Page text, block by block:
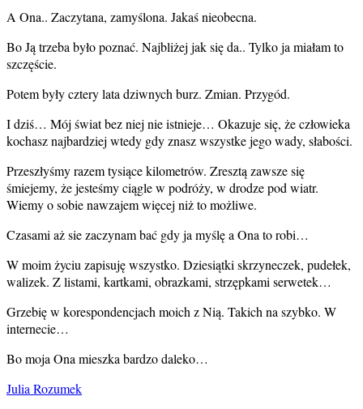
A Ona.. Zaczytana, zamyślona. Jakaś nieobecna.
Bo Ją trzeba było poznać. Najbliżej jak się da.. Tylko ja miałam to
szczęście.
Potem były cztery lata dziwnych burz. Zmian. Przygód.
I dziś… Mój świat bez niej nie istnieje… Okazuje się, że człowieka
kochasz najbardziej wtedy gdy znasz wszystke jego wady, słabości.
Przeszłyśmy razem tysiące kilometrów. Zresztą zawsze się
śmiejemy, że jesteśmy ciągle w podróży, w drodze pod wiatr.
Wiemy o sobie nawzajem więcej niż to możliwe.
Czasami aż sie zaczynam bać gdy ja myślę a Ona to robi…
W moim życiu zapisuję wszystko. Dziesiątki skrzyneczek, pudełek,
walizek. Z listami, kartkami, obrazkami, strzępkami serwetek…
Grzebię w korespondencjach moich z Nią. Takich na szybko. W
internecie…
Bo moja Ona mieszka bardzo daleko…
Julia Rozumek